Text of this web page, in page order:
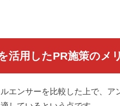
活用したPR施策のメ
エンサーを比較した上で、